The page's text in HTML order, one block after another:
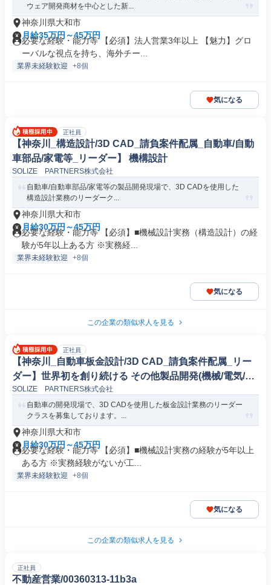
ウェア開発商材を中心とした新...
神奈川県大和市
月給35万円～45万円
必要な経験・能力等 【必須】法人営業3年以上 【魅力】グロ
ーバルな視点を持ち、海外チー...
業界未経験歓迎 +8個
気になる
正社員
【神奈川_構造設計/3D CAD_請負案件配属_自動車/自動
車部品/家電等_リーダー】 機構設計
SOLIZE PARTNERS株式会社
自動車/自動車部品/家電等の製品開発現場で、3D CADを使用した
構造設計業務のリーダーク...
神奈川県大和市
月給30万円～45万円
必要な経験・能力等 【必須】■機械設計実務（構造設計）の経
験が5年以上ある方 ※実務経...
業界未経験歓迎 +8個
気になる
この企業の類似求人を見る
正社員
【神奈川_自動車板金設計/3D CAD_請負案件配属_リー
ダー】世界初を創り続ける その他製品開発(機械/電気/電
子製品専門職)
SOLIZE PARTNERS株式会社
自動車の開発現場で、3D CADを使用した板金設計業務のリーダー
クラスを募集しております。...
神奈川県大和市
月給30万円～45万円
必要な経験・能力等 【必須】■機械設計実務の経験が5年以上
ある方 ※実務経験がないが工...
業界未経験歓迎 +8個
気になる
この企業の類似求人を見る
正社員
不動産営業/00360313-11b3a